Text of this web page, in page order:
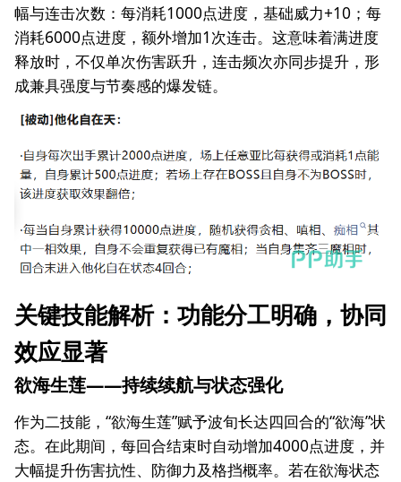
幅与连击次数：每消耗1000点进度，基础威力+10；每
消耗6000点进度，额外增加1次连击。这意味着满进度
释放时，不仅单次伤害跃升，连击频次亦同步提升，形
成兼具强度与节奏感的爆发链。
关键技能解析：功能分工明确，协同
效应显著
欲海生莲——持续续航与状态强化
作为二技能，“欲海生莲”赋予波旬长达四回合的“欲海”状
态。在此期间，每回合结束时自动增加4000点进度，并
大幅提升伤害抗性、防御力及格挡概率。若在欲海状态